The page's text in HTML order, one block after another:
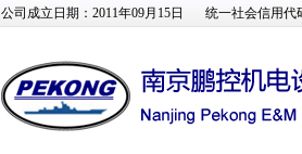
公司成立日期：2011年09月15日 统一社会信用代